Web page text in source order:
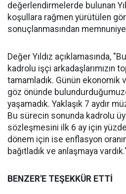
değerlendirmelerde bulunan
koşullara rağmen yürütülen
sonuçlanmasından
Değer Yıldız açıklamasında,
kadrolu işçi arkadaşlarımızın
tamamladık. Günün ekonomik
göz önünde
yaşamadık. Yaklaşık 7 aydır
Bu sürecin sonunda kadrolu
sözleşmesini ilk 6 ay için
dönem için ise enflasyon
bağıtladık ve anlaşmaya
BENZER'E TEŞEKKÜR ETTİ